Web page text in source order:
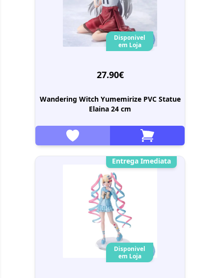
Disponivel
em Loja
27.90€
Wandering Witch Yumemirize PVC Statue
Elaina 24 cm
Entrega Imediata
Disponivel
em Loja